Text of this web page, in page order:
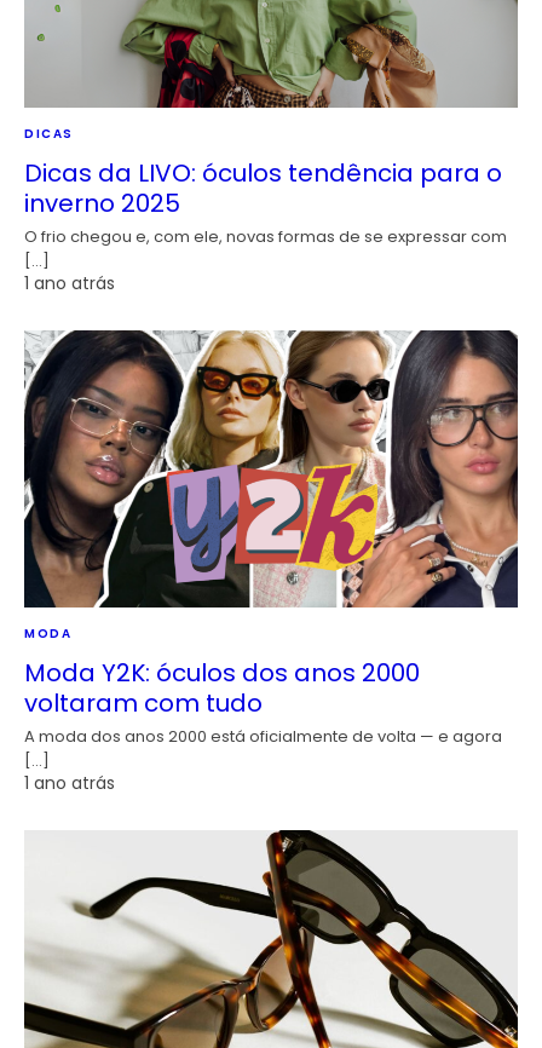
DICAS
Dicas da LIVO: óculos tendência para o
inverno 2025
O frio chegou e, com ele, novas formas de se expressar com
[…]
1 ano atrás
MODA
Moda Y2K: óculos dos anos 2000
voltaram com tudo
A moda dos anos 2000 está oficialmente de volta — e agora
[…]
1 ano atrás